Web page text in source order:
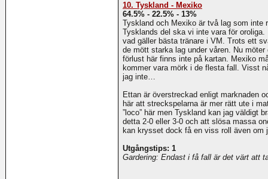
10. Tyskland - Mexiko
64.5% - 22.5% - 13%
Tyskland och Mexiko är två lag som inte
Tysklands del ska vi inte vara för
vad gäller bästa tränare i VM. Trots ett
de mött starka lag under våren. Nu
förlust här finns inte på kartan. Mexiko
kommer vara mörk i de flesta fall. Visst
jag inte…
Ettan är överstreckad enligt marknaden
här att streckspelarna är mer rätt ute i
”loco” här men Tyskland kan jag väldigt
detta 2-0 eller 3-0 och att slösa massa
kan krysset dock få en viss roll även om
Utgångstips: 1
Gardering: Endast i få fall är det värt att